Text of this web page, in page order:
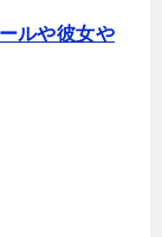
ルや彼女や